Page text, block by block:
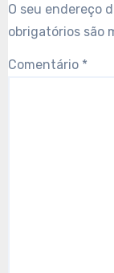
O seu endereço
obrigatórios são
Comentário *